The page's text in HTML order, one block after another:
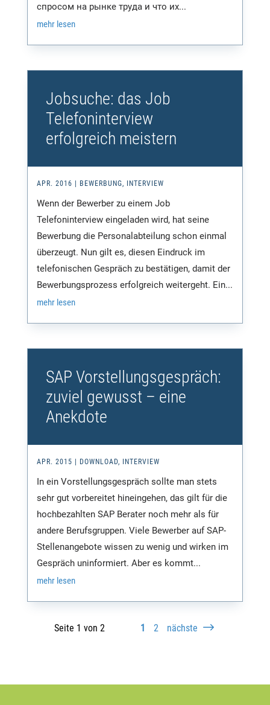
спросом на рынке труда и что их...
mehr lesen
Jobsuche: das Job
Telefoninterview
erfolgreich meistern
APR. 2016 BEWERBUNG, INTERVIEW
Wenn der Bewerber zu einem Job
Telefoninterview eingeladen wird, hat seine
Bewerbung die Personalabteilung schon einmal
überzeugt. Nun gilt es, diesen Eindruck im
telefonischen Gespräch zu bestätigen, damit der
Bewerbungsprozess erfolgreich weitergeht. Ein...
mehr lesen
SAP Vorstellungsgespräch:
zuviel gewusst – eine
Anekdote
APR. 2015 DOWNLOAD, INTERVIEW
In ein Vorstellungsgespräch sollte man stets
sehr gut vorbereitet hineingehen, das gilt für die
hochbezahlten SAP Berater noch mehr als für
andere Berufsgruppen. Viele Bewerber auf SAP-
Stellenangebote wissen zu wenig und wirken im
Gespräch uninformiert. Aber es kommt...
mehr lesen
Seite 1 von 2 1 2 nächste